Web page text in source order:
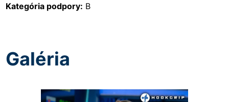
Kategória podpory: B
Galéria